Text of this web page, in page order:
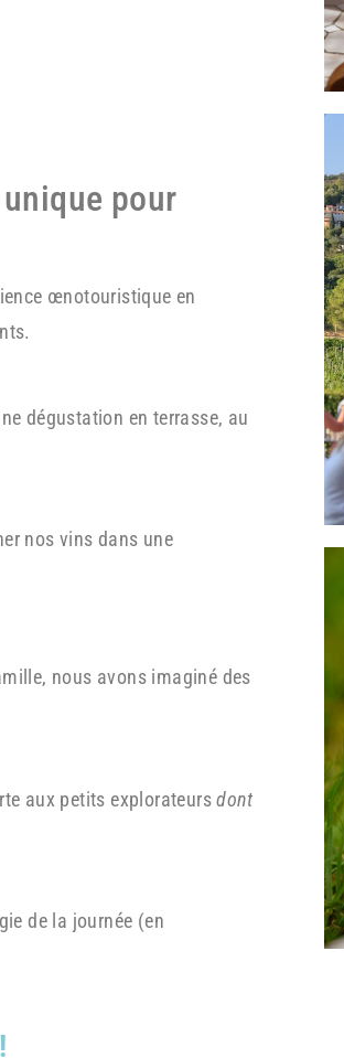
pour
œnotouristique en
dégustation en terrasse, au
nos vins dans une
nous avons imaginé des
aux petits explorateursdont
de la journée (en